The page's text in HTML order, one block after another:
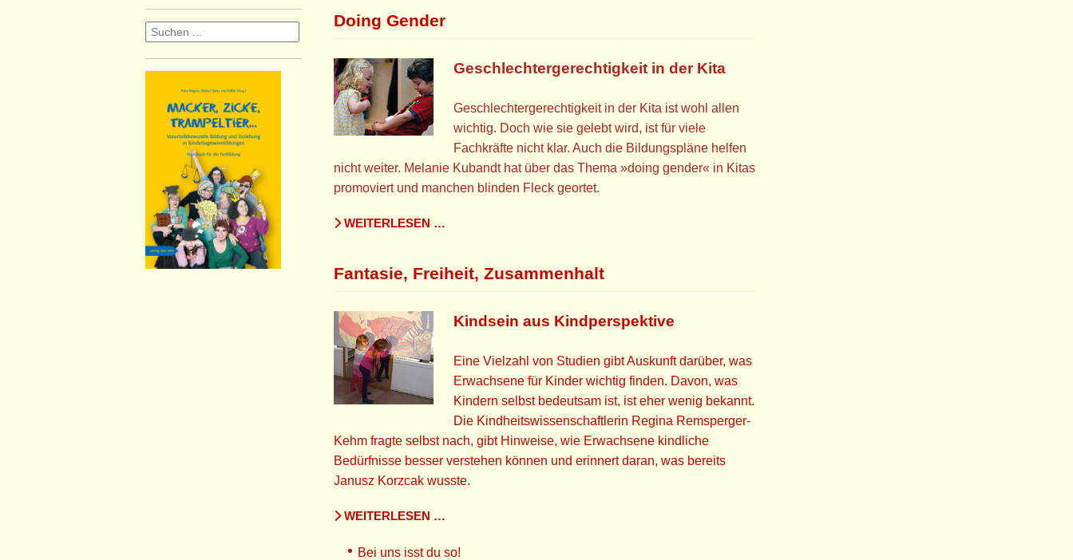
Doing Gender
Geschlechtergerechtigkeit in der Kita
Geschlechtergerechtigkeit in der Kita ist wohl allen
wichtig. Doch wie sie gelebt wird, ist für viele
Fachkräfte nicht klar. Auch die Bildungspläne helfen
nicht weiter. Melanie Kubandt hat über das Thema »doing gender« in Kitas
promoviert und manchen blinden Fleck geortet.
WEITERLESEN …
Fantasie, Freiheit, Zusammenhalt
Kindsein aus Kindperspektive
Eine Vielzahl von Studien gibt Auskunft darüber, was
Erwachsene für Kinder wichtig finden. Davon, was
Kindern selbst bedeutsam ist, ist eher wenig bekannt.
Die Kindheitswissenschaftlerin Regina Remsperger-
Kehm fragte selbst nach, gibt Hinweise, wie Erwachsene kindliche
Bedürfnisse besser verstehen können und erinnert daran, was bereits
Janusz Korzcak wusste.
WEITERLESEN …
Bei uns isst du so!